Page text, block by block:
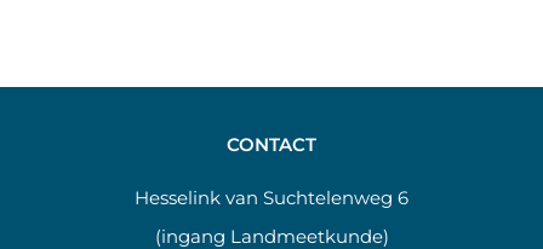
CONTACT
Hesselink van Suchtelenweg 6
(ingang Landmeetkunde)